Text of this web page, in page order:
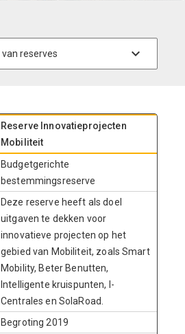
Reserve Innovatieprojecten
Mobiliteit
Budgetgerichte
bestemmingsreserve
Deze reserve heeft als doel
uitgaven te dekken voor
innovatieve projecten op het
gebied van Mobiliteit, zoals Smart
Mobility, Beter Benutten,
Intelligente kruispunten, I-
Centrales en SolaRoad.
Begroting 2019